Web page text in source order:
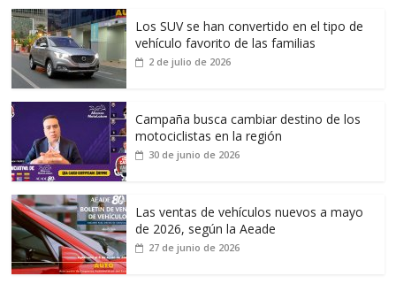
Los SUV se han convertido en el tipo de
vehículo favorito de las familias
2 de julio de 2026
Campaña busca cambiar destino de los
motociclistas en la región
30 de junio de 2026
Las ventas de vehículos nuevos a mayo
de 2026, según la Aeade
27 de junio de 2026